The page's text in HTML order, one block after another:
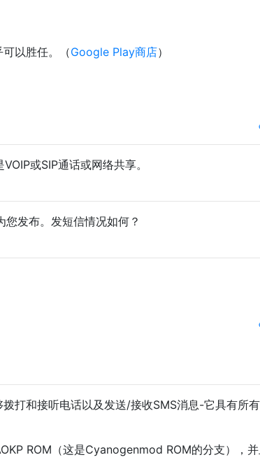
可以胜任。（Google Play商店）
或SIP通话或网络共享。
发布。发短信情况如何？
打和接听电话以及发送/接收SMS消息-它具有所
ROM（这是Cyanogenmod ROM的分支），